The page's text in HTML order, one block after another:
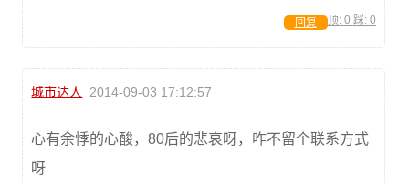
顶: 0 踩: 0
回复
城市达人 2014-09-03 17:12:57
心有余悸的心酸，80后的悲哀呀，咋不留个联系方式
呀